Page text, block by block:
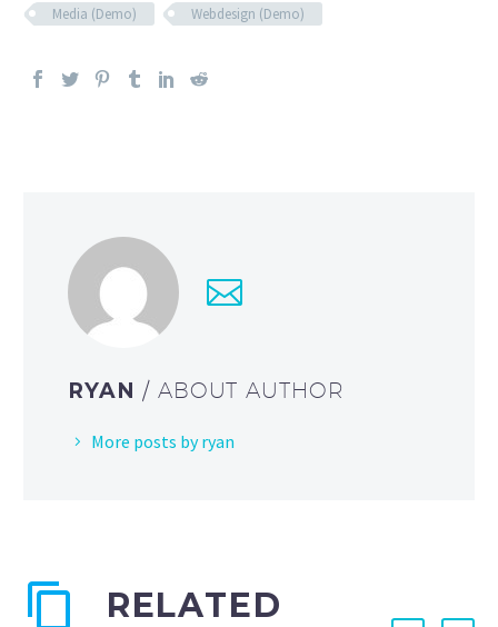
Media (Demo)
Webdesign (Demo)
RYAN / ABOUT AUTHOR
More posts by ryan
RELATED